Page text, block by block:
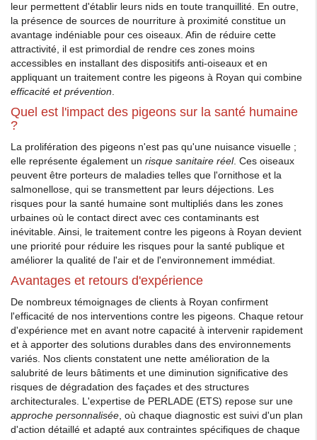
leur permettent d'établir leurs nids en toute tranquillité. En outre,
la présence de sources de nourriture à proximité constitue un
avantage indéniable pour ces oiseaux. Afin de réduire cette
attractivité, il est primordial de rendre ces zones moins
accessibles en installant des dispositifs anti-oiseaux et en
appliquant un traitement contre les pigeons à Royan qui combine
efficacité et prévention.
Quel est l'impact des pigeons sur la santé humaine
?
La prolifération des pigeons n'est pas qu'une nuisance visuelle ;
elle représente également un risque sanitaire réel. Ces oiseaux
peuvent être porteurs de maladies telles que l'ornithose et la
salmonellose, qui se transmettent par leurs déjections. Les
risques pour la santé humaine sont multipliés dans les zones
urbaines où le contact direct avec ces contaminants est
inévitable. Ainsi, le traitement contre les pigeons à Royan devient
une priorité pour réduire les risques pour la santé publique et
améliorer la qualité de l'air et de l'environnement immédiat.
Avantages et retours d'expérience
De nombreux témoignages de clients à Royan confirment
l'efficacité de nos interventions contre les pigeons. Chaque retour
d'expérience met en avant notre capacité à intervenir rapidement
et à apporter des solutions durables dans des environnements
variés. Nos clients constatent une nette amélioration de la
salubrité de leurs bâtiments et une diminution significative des
risques de dégradation des façades et des structures
architecturales. L'expertise de PERLADE (ETS) repose sur une
approche personnalisée, où chaque diagnostic est suivi d'un plan
d'action détaillé et adapté aux contraintes spécifiques de chaque